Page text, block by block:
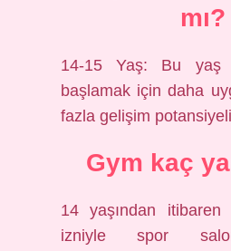
mı?
14-15 Yaş: Bu yaş
başlamak için daha
fazla gelişim
Gym kaç
14 yaşından itibaren
izniyle spor